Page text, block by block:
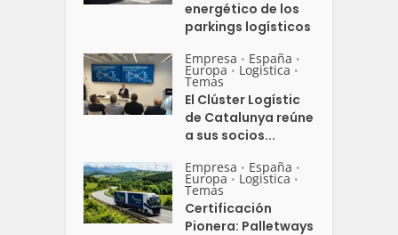
energético de los
parkings logísticos
Empresa • España •
Europa • Logistica •
Temas
El Clúster Logístic
de Catalunya reúne
a sus socios...
Empresa • España •
Europa • Logistica •
Temas
Certificación
Pionera: Palletways